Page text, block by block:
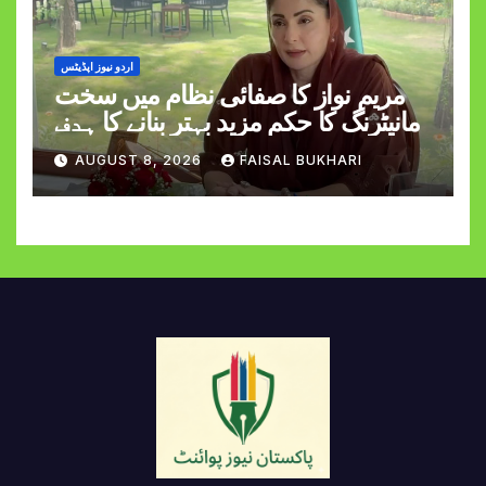
اردو نیوز اپڈیٹس
مریم نواز کا صفائی نظام میں سخت
مانیٹرنگ کا حکم مزید بہتر بنانے کا ہدف
AUGUST 8, 2026 FAISAL BUKHARI